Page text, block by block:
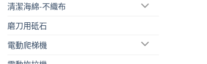
清潔海綿-不織布
磨刀用砥石
電動爬梯機